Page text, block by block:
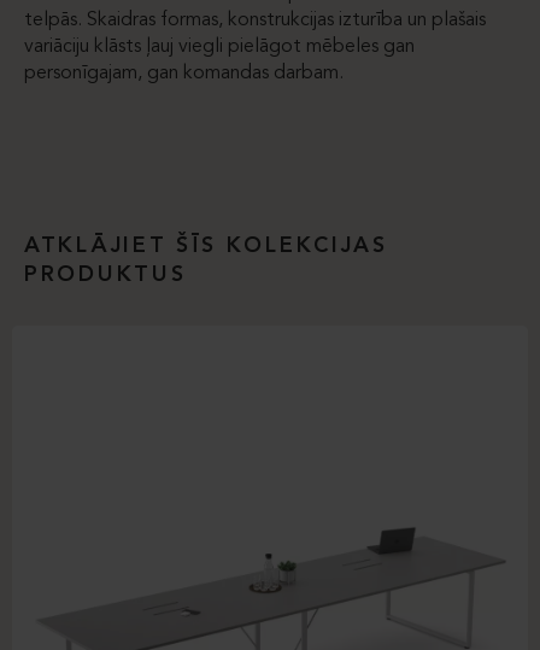
telpās. Skaidras formas, konstrukcijas izturība un plašais
variāciju klāsts ļauj viegli pielāgot mēbeles gan
personīgajam, gan komandas darbam.
ATKLĀJIET ŠĪS KOLEKCIJAS
PRODUKTUS